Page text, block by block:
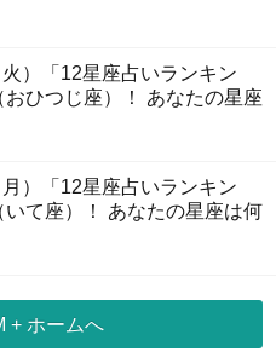
）「12星座占いランキン
ひつじ座）！ あなたの星座
）「12星座占いランキン
て座）！ あなたの星座は何
+ ホームへ